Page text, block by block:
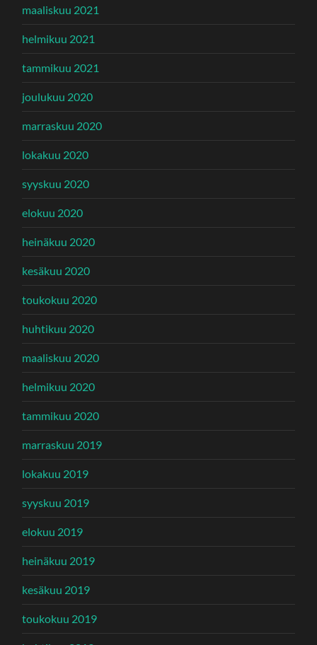
maaliskuu 2021
helmikuu 2021
tammikuu 2021
joulukuu 2020
marraskuu 2020
lokakuu 2020
syyskuu 2020
elokuu 2020
heinäkuu 2020
kesäkuu 2020
toukokuu 2020
huhtikuu 2020
maaliskuu 2020
helmikuu 2020
tammikuu 2020
marraskuu 2019
lokakuu 2019
syyskuu 2019
elokuu 2019
heinäkuu 2019
kesäkuu 2019
toukokuu 2019